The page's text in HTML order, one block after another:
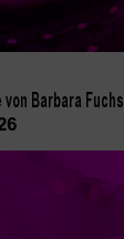
von Barbara Fuchs